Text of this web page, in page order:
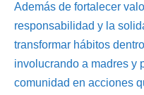
Además de fortalecer
responsabilidad y la
transformar hábitos
involucrando a madres y
comunidad en acciones